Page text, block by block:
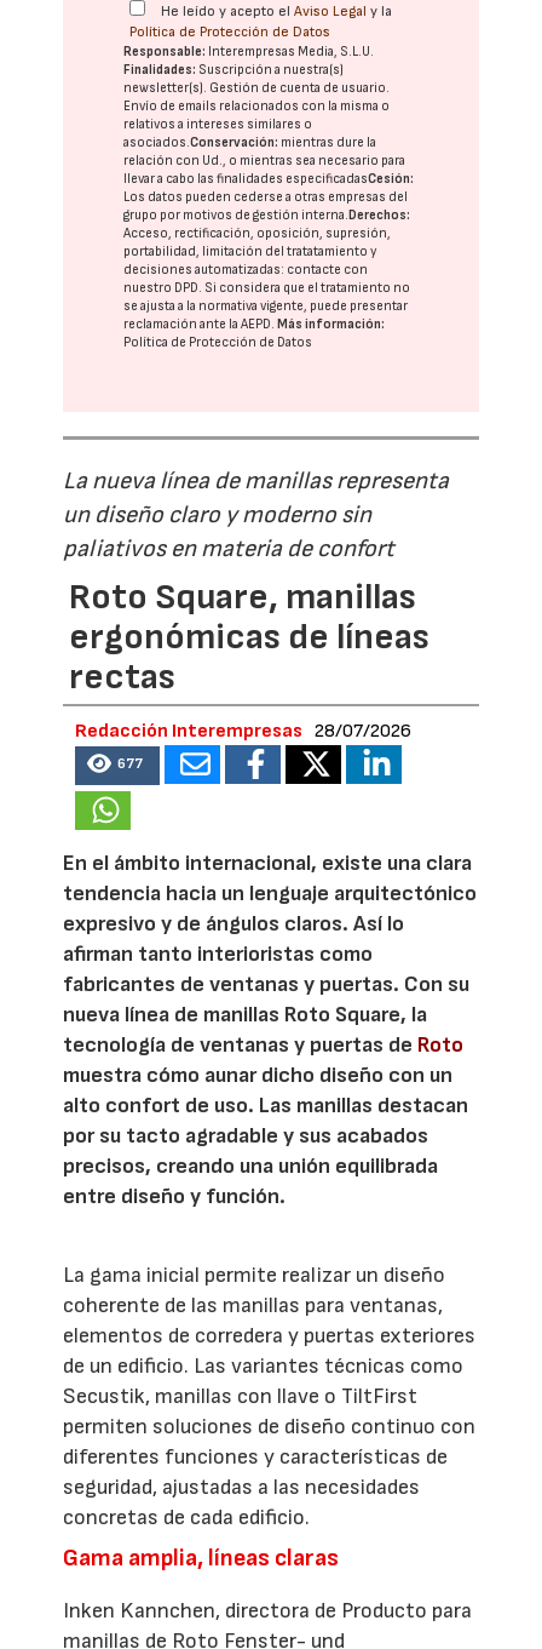
He leído y acepto elAviso Legal y la
Política de Protección de Datos
Responsable: Interempresas Media, S.L.U.
Finalidades: Suscripción a nuestra(s)
newsletter(s). Gestión de cuenta de usuario.
Envío de emails relacionados con la misma o
relativos a intereses similares o
asociados.Conservación: mientras dure la
relación con Ud., o mientras sea necesario para
llevar a cabo las finalidades especificadasCesión:
Los datos pueden cederse a otras empresas del
grupo por motivos de gestión interna.Derechos:
Acceso, rectificación, oposición, supresión,
portabilidad, limitación del tratatamiento y
decisiones automatizadas: contacte con
nuestro DPD. Si considera que el tratamiento no
se ajusta a la normativa vigente, puede presentar
reclamación ante laAEPD.Más información:
Política de Protección de Datos
La nueva línea de manillas representa
un diseño claro y moderno sin
paliativos en materia de confort
Roto Square, manillas
ergonómicas de líneas
rectas
Redacción Interempresas 28/07/2026
677
En el ámbito internacional, existe una clara
tendencia hacia un lenguaje arquitectónico
expresivo y de ángulos claros. Así lo
afirman tanto interioristas como
fabricantes de ventanas y puertas. Con su
nueva línea de manillas Roto Square, la
tecnología de ventanas y puertas de Roto
muestra cómo aunar dicho diseño con un
alto confort de uso. Las manillas destacan
por su tacto agradable y sus acabados
precisos, creando una unión equilibrada
entre diseño y función.
La gama inicial permite realizar un diseño
coherente de las manillas para ventanas,
elementos de corredera y puertas exteriores
de un edificio. Las variantes técnicas como
Secustik, manillas con llave o TiltFirst
permiten soluciones de diseño continuo con
diferentes funciones y características de
seguridad, ajustadas a las necesidades
concretas de cada edificio.
Gama amplia, líneas claras
Inken Kannchen, directora de Producto para
manillas de Roto Fenster- und